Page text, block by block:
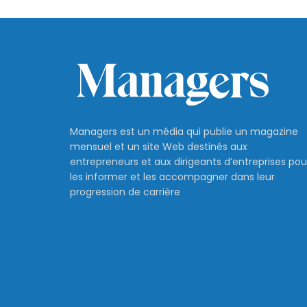
Managers est un média qui publie un magazine
mensuel et un site Web destinés aux
entrepreneurs et aux dirigeants d’entreprises
les informer et les accompagner dans leur
progression de carrière